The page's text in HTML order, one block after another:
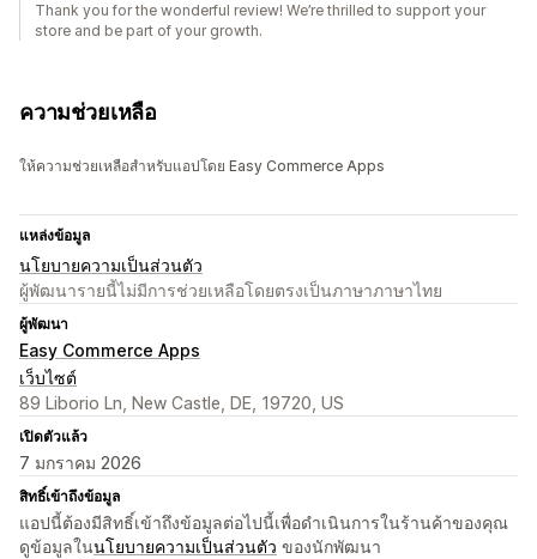
Thank you for the wonderful review! We’re thrilled to support your
store and be part of your growth.
ความช่วยเหลือ
ให้ความช่วยเหลือสำหรับแอปโดย Easy Commerce Apps
แหล่งข้อมูล
นโยบายความเป็นส่วนตัว
ผู้พัฒนารายนี้ไม่มีการช่วยเหลือโดยตรงเป็นภาษาภาษาไทย
ผู้พัฒนา
Easy Commerce Apps
เว็บไซต์
89 Liborio Ln, New Castle, DE, 19720, US
เปิดตัวแล้ว
7 มกราคม 2026
สิทธิ์เข้าถึงข้อมูล
แอปนี้ต้องมีสิทธิ์เข้าถึงข้อมูลต่อไปนี้เพื่อดำเนินการในร้านค้าของคุณ
ดูข้อมูลในนโยบายความเป็นส่วนตัว ของนักพัฒนา